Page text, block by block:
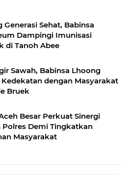
Generasi Sehat, Babinsa
Dampingi Imunisasi
di Tanoh Abee
Sawah, Babinsa Lhoong
Kedekatan dengan Masyarakat
Bruek
Besar Perkuat Sinergi
Polres Demi Tingkatkan
Masyarakat